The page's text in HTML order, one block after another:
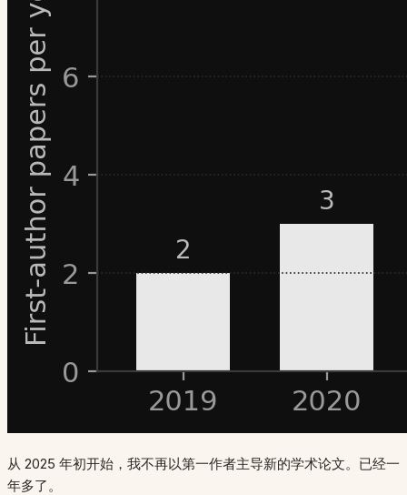
从 2025 年初开始，我不再以第一作者主导新的学术论文。已经一
年多了。